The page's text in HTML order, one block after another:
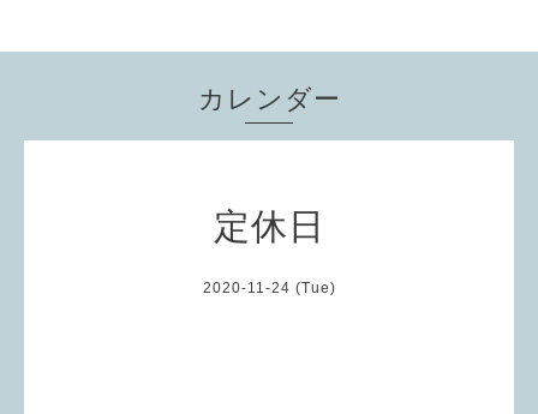
カレンダー
定休日
2020-11-24 (Tue)